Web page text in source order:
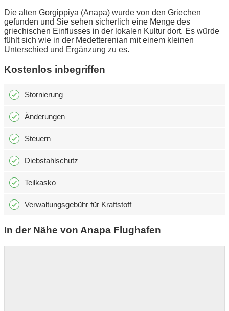
Die alten Gorgippiya (Anapa) wurde von den Griechen
gefunden und Sie sehen sicherlich eine Menge des
griechischen Einflusses in der lokalen Kultur dort. Es würde
fühlt sich wie in der Medetterenian mit einem kleinen
Unterschied und Ergänzung zu es.
Kostenlos inbegriffen
Stornierung
Änderungen
Steuern
Diebstahlschutz
Teilkasko
Verwaltungsgebühr für Kraftstoff
In der Nähe von Anapa Flughafen